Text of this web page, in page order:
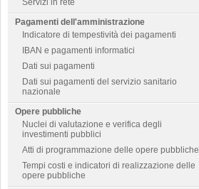
Servizi in rete
Pagamenti dell'amministrazione
Indicatore di tempestività dei pagamenti
IBAN e pagamenti informatici
Dati sui pagamenti
Dati sui pagamenti del servizio sanitario
nazionale
Opere pubbliche
Nuclei di valutazione e verifica degli
investimenti pubblici
Atti di programmazione delle opere pubbliche
Tempi costi e indicatori di realizzazione delle
opere pubbliche